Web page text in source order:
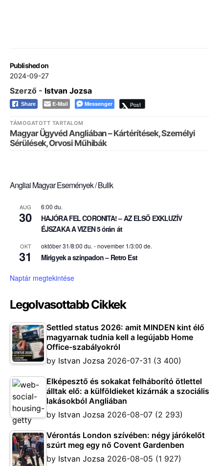
Published on
2024-09-27
Szerző - Istvan Jozsa
Share E-Mail Messenger Post
TÁMOGATOTT TARTALOM
Magyar Ügyvéd Angliában – Kártérítések, Személyi
Sérülések, Orvosi Műhibák
Angliai Magyar Események / Bulik
AUG
30
6:00 du.
HAJÓRA FEL CORONITA! – AZ ELSŐ EXKLUZÍV
ÉJSZAKA A VIZEN 5 órán át
OKT
31
október 31/8:00 du. -november 1/3:00 de.
Mirigyek a színpadon – Retro Est
Naptár megtekintése
Legolvasottabb Cikkek
Settled status 2026: amit MINDEN kint élő
magyarnak tudnia kell a legújabb Home
Office-szabályokról
by Istvan Jozsa 2026-07-31 (3 400)
Elképesztő és sokakat felháborító ötlettel
álltak elő: a külföldieket kizárnák a szociális
lakásokból Angliában
by Istvan Jozsa 2026-08-07 (2 293)
Vérontás London szívében: négy járókelőt
szúrt meg egy nő Covent Gardenben
by Istvan Jozsa 2026-08-05 (1 927)